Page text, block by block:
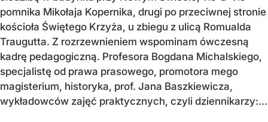
pomnika Mikołaja Kopernika, drugi po przeciwnej stronie
kościoła Świętego Krzyża, u zbiegu z ulicą Romualda
Traugutta. Z rozrzewnieniem wspominam ówczesną
kadrę pedagogiczną. Profesora Bogdana Michalskiego,
specjalistę od prawa prasowego, promotora mego
magisterium, historyka, prof. Jana Baszkiewicza,
wykładowców zajęć praktycznych, czyli dziennikarzy:...